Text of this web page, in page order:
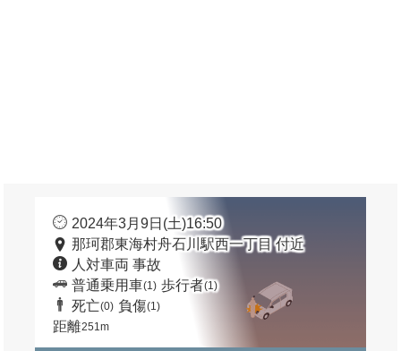
2024年3月9日(土)16:50
那珂郡東海村舟石川駅西一丁目 付近
人対車両 事故
普通乗用車(1) 歩行者(1)
死亡(0) 負傷(1)
距離251m